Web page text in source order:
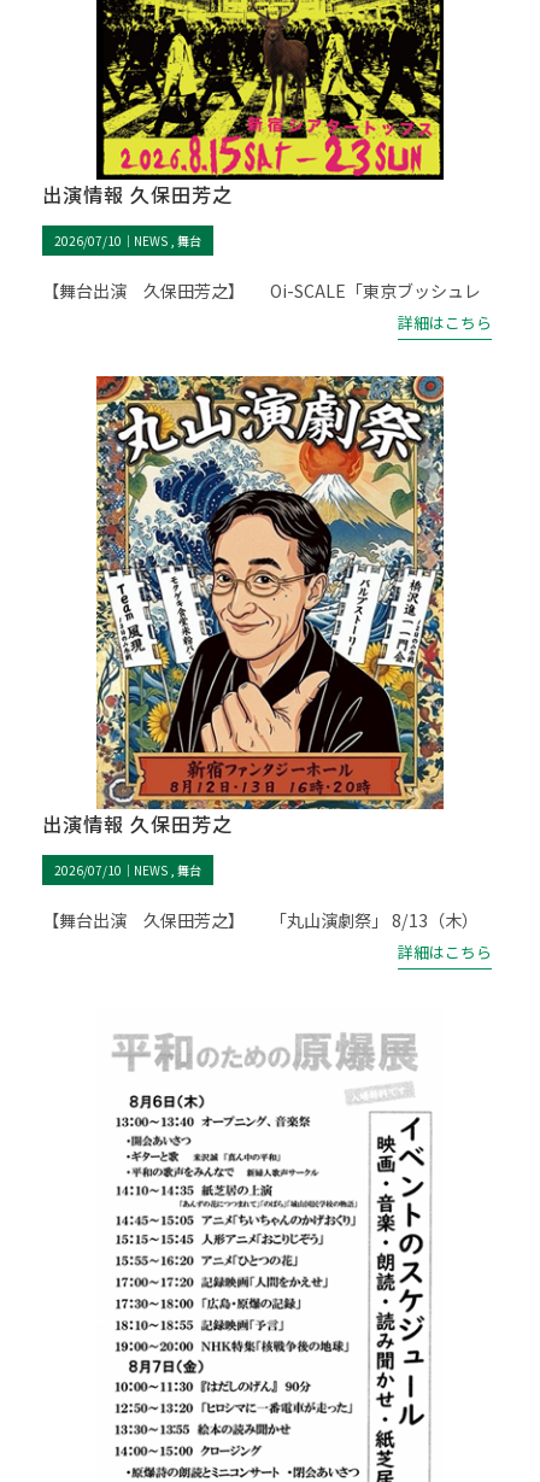
出演情報 久保田芳之
2026/07/10｜ NEWS 舞台
【舞台出演 久保田芳之】 Oi-SCALE「東京ブッシュレ
詳細はこちら
出演情報 久保田芳之
2026/07/10｜ NEWS 舞台
【舞台出演 久保田芳之】 「丸山演劇祭」 8/13（木）
詳細はこちら